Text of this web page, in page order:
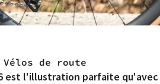
Vélos de route
est l'illustration parfaite qu'avec